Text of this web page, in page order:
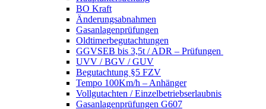
BO Kraft
Änderungsabnahmen
Gasanlagenprüfungen
Oldtimerbegutachtungen
GGVSEB bis 3,5t / ADR – Prüfungen
UVV / BGV / GUV
Begutachtung §5 FZV
Tempo 100Km/h – Anhänger
Vollgutachten / Einzelbetriebserlaubnis
Gasanlagenprüfungen G607